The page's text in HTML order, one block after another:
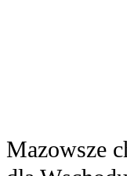
Mazowsze